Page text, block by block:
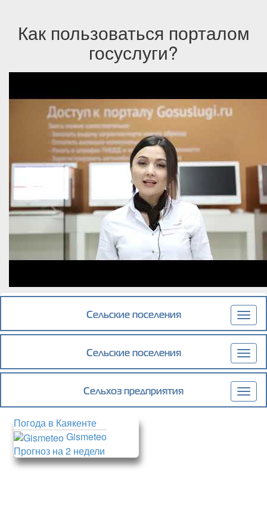
Как пользоваться порталом
госуслуги?
Сельские поселения
Сельские поселения
Сельхоз предприятия
Погода в Каякенте
Gismeteo
Прогноз на 2 недели